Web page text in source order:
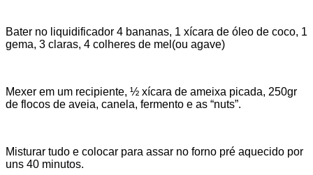
Bater no liquidificador 4 bananas, 1 xícara de óleo de coco, 1
gema, 3 claras, 4 colheres de mel(ou agave)
Mexer em um recipiente, ½ xícara de ameixa picada, 250gr
de flocos de aveia, canela, fermento e as “nuts”.
Misturar tudo e colocar para assar no forno pré aquecido por
uns 40 minutos.